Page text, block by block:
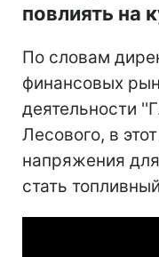
повлиять на
По словам
финансовых
деятельности
Лесового, в
напряжения
стать